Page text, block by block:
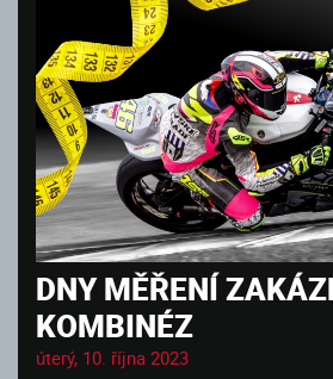
DNY MĚŘENÍ
KOMBINÉZ
úterý, 10. října 2023